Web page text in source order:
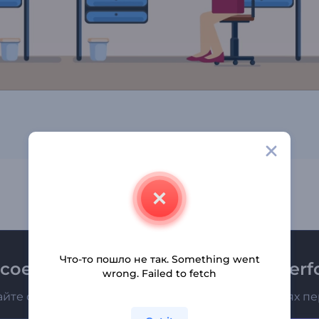
к рассылке
о последних новостях и новых предложениях
Что-то пошло не так. Something went
wrong. Failed to fetch